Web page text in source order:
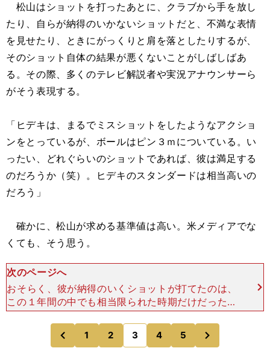
松山はショットを打ったあとに、クラブから手を放し
たり、自らが納得のいかないショットだと、不満な表情
を見せたり、ときにがっくりと肩を落としたりするが、
そのショット自体の結果が悪くないことがしばしばあ
る。その際、多くのテレビ解説者や実況アナウンサーら
がそう表現する。
「ヒデキは、まるでミスショットをしたようなアクショ
ンをとっているが、ボールはピン３ｍについている。い
ったい、どれぐらいのショットであれば、彼は満足する
のだろうか（笑）。ヒデキのスタンダードは相当高いの
だろう」
確かに、松山が求める基準値は高い。米メディアでな
くても、そう思う。
次のページへ
おそらく、彼が納得のいくショットが打てたのは、
この１年間の中でも相当限られた時期だけだっただ
ろう。そして、その基準は来季、さらに上がりそう
だ。「何かきっかけがあれば、またいいプレーがで
きると思うけど.
前
のページへ
1 2 3 4 5
のページへ